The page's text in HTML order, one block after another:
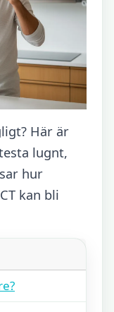
Här är
lugnt,
hur
kan bli